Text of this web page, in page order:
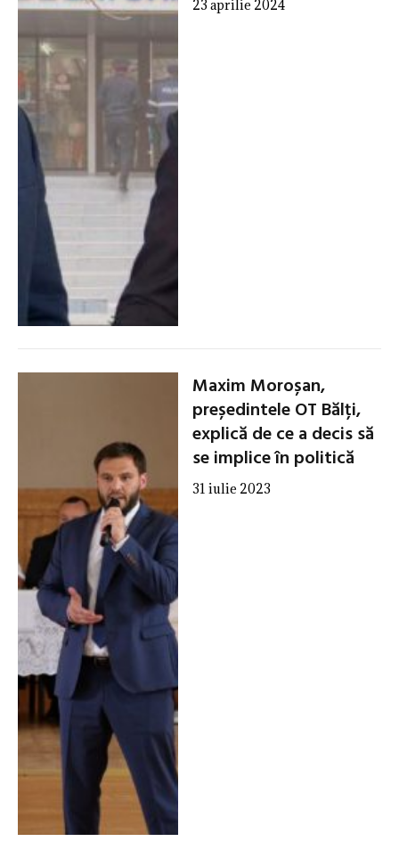
23 aprilie 2024
Maxim Moroșan,
președintele OT Bălți,
explică de ce a decis să
se implice în politică
31 iulie 2023